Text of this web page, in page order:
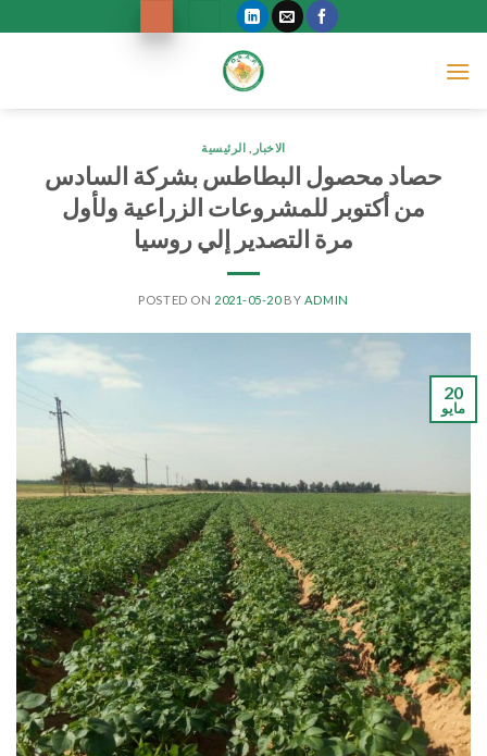
to
content
الاخبار الرئيسية
حصاد محصول البطاطس بشركة السادس
من أكتوبر للمشروعات الزراعية ولأول
مرة التصدير إلي روسيا
POSTED ON 2021-05-20BY ADMIN
20
مايو